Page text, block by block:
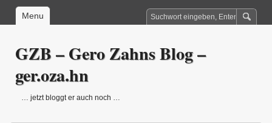
Menu
GZB – Gero Zahns Blog –
ger.oza.hn
… jetzt bloggt er auch noch …